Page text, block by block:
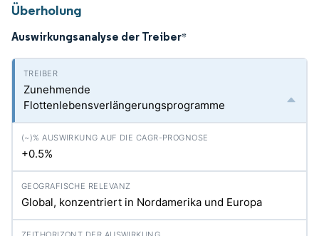
Überholung
Auswirkungsanalyse der Treiber*
Zunehmende
Flottenlebensverlängerungsprogramme
+0.5%
Global, konzentriert in Nordamerika und Europa